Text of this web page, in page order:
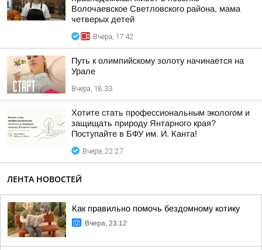
Волочаевское Светловского района, мама
четверых детей
Вчера, 17:42
Путь к олимпийскому золоту начинается на
Урале
Вчера, 18:33
Хотите стать профессиональным экологом и
защищать природу Янтарного края?
Поступайте в БФУ им. И. Канта!
Вчера, 22:27
ЛЕНТА НОВОСТЕЙ
Как правильно помочь бездомному котику
Вчера, 23:12